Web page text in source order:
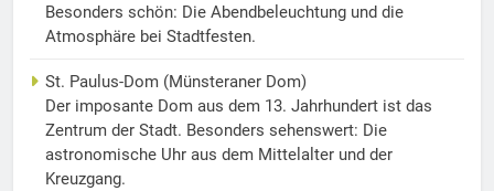
Besonders schön: Die Abendbeleuchtung und die
Atmosphäre bei Stadtfesten.
St. Paulus-Dom (Münsteraner Dom)
Der imposante Dom aus dem 13. Jahrhundert ist das
Zentrum der Stadt. Besonders sehenswert: Die
astronomische Uhr aus dem Mittelalter und der
Kreuzgang.